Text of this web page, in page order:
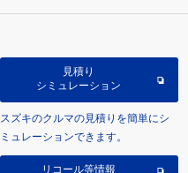
見積り
シミュレーション
スズキのクルマの見積りを簡単にシ
ミュレーションできます。
リコール等情報